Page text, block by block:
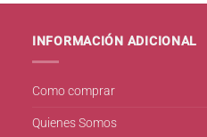
INFORMACIÓN ADICIONAL
Como comprar
Quienes Somos